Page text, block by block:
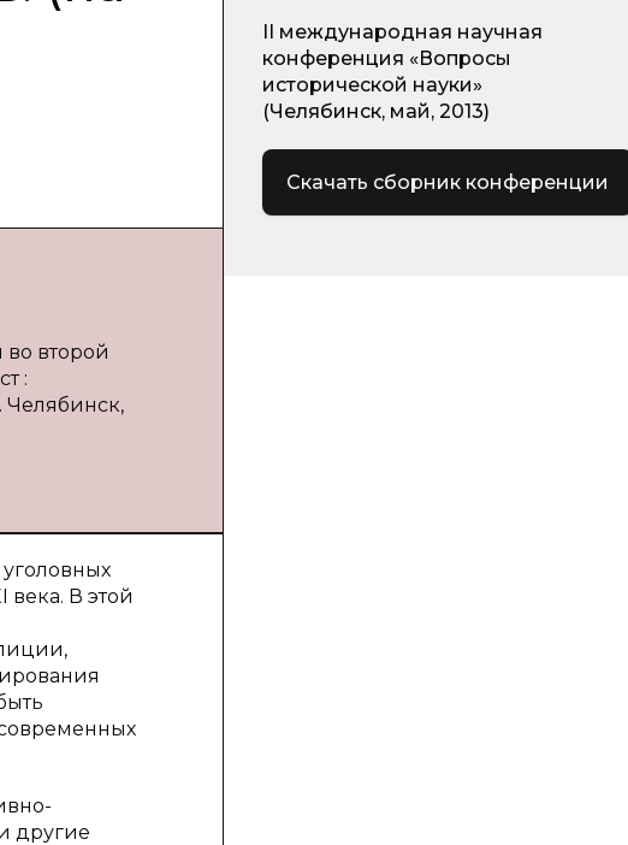
второй
:
Челябинск,
В этой
другие
II международная научная
конференция «Вопросы
исторической науки»
(Челябинск, май, 2013)
Скачать сборник конференции